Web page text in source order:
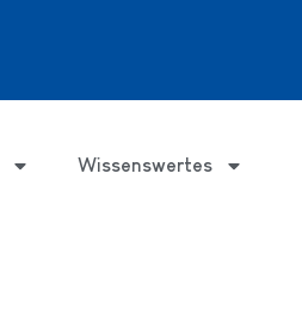
Wissenswertes